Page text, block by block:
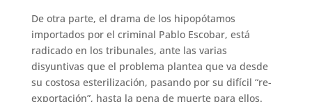
De otra parte, el drama de los hipopótamos
importados por el criminal Pablo Escobar, está
radicado en los tribunales, ante las varias
disyuntivas que el problema plantea que va desde
su costosa esterilización, pasando por su difícil “re-
exportación”, hasta la pena de muerte para ellos.